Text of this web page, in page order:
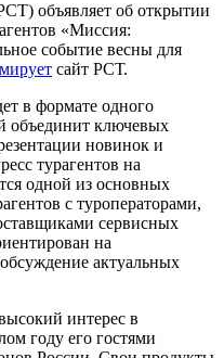
объявляет об открытии
«Миссия:
событие весны для
сайт РСТ.
в формате одного
объединит ключевых
новинок и
турагентов на
одной из основных
с туроператорами,
сервисных
на
актуальных
интерес в
году его гостями